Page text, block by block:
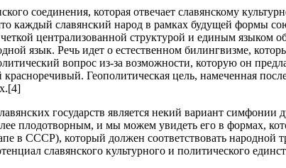
соединения, которая отвечает славянскому
каждый славянский народ в рамках будущей формы
централизованной структурой и единым языком
язык. Речь идет о естественном билингвизме,
вопрос из-за возможности, которую он
Геополитическая цель, намеченная
государств является некий вариант
плодотворным, и мы можем увидеть его в формах,
в СССР), который должен соответствовать народной
славянского культурного и политического